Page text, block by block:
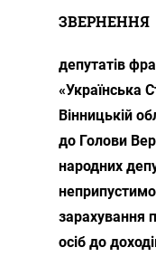
ЗВЕРНЕННЯ
депутатів
«Українська
Вінницькій
до Голови
народних
зарахування
осіб до